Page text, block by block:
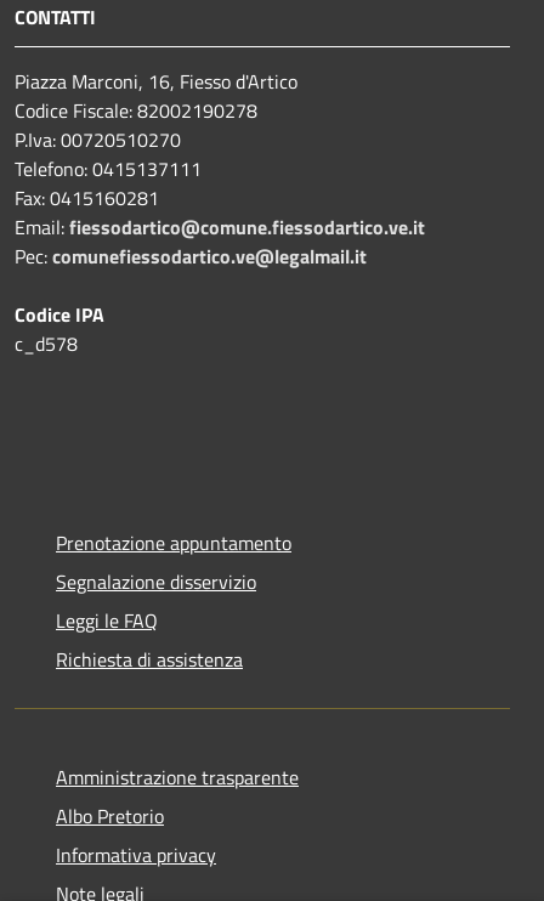
CONTATTI
Piazza Marconi, 16, Fiesso d'Artico
Codice Fiscale: 82002190278
P.Iva: 00720510270
Telefono:0415137111
Fax:0415160281
Email:fiessodartico@comune.fiessodartico.ve.it
Pec:comunefiessodartico.ve@legalmail.it
Codice IPA
c_d578
Prenotazione appuntamento
Segnalazione disservizio
Leggi le FAQ
Richiesta di assistenza
Amministrazione trasparente
Albo Pretorio
Informativa privacy
Note legali